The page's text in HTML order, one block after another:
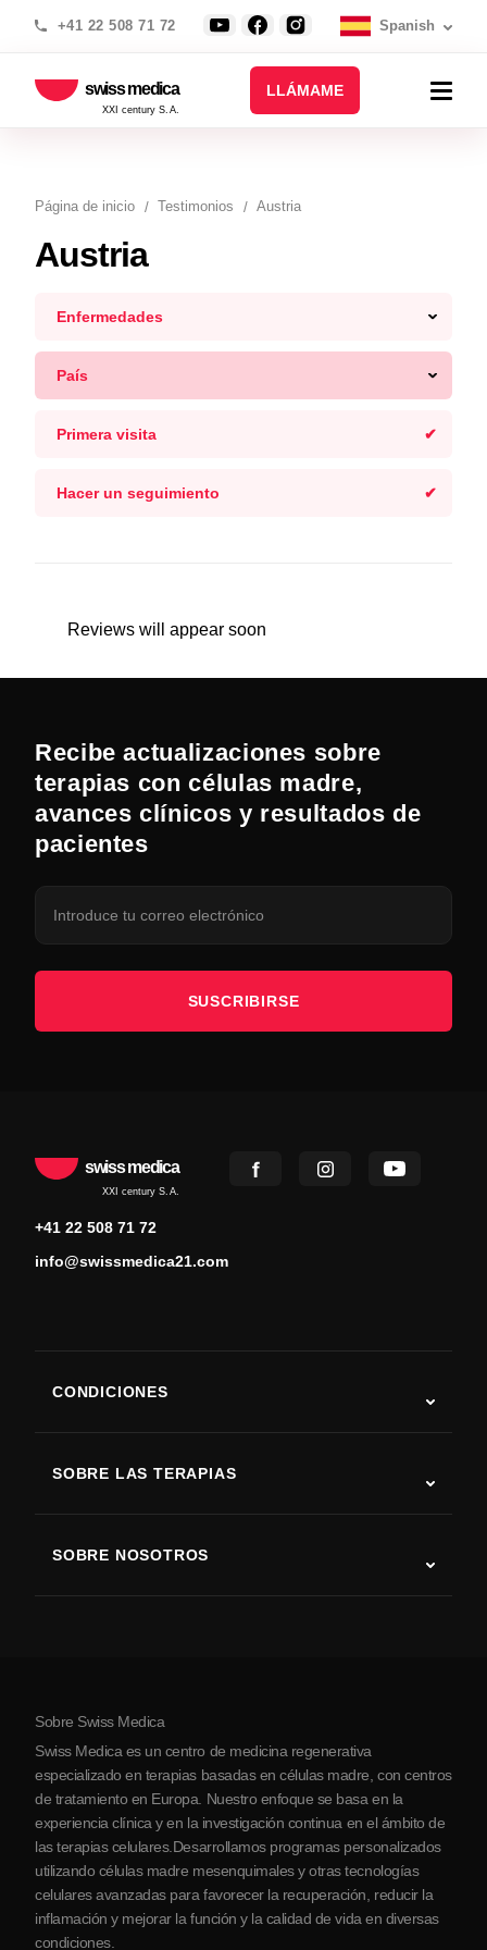
+41 22 508 71 72 Spanish
swiss medica
XXI century S.A.
LLÁMAME
Página de inicio Testimonios Austria
Austria
Enfermedades
País
Primera visita
Hacer un seguimiento
Reviews will appear soon
Recibe actualizaciones sobre
terapias con células madre,
avances clínicos y resultados de
pacientes
SUSCRIBIRSE
swiss medica
XXI century S.A.
+41 22 508 71 72
info@swissmedica21.com
CONDICIONES
Enfermedad de Parkinson
Artritis
SOBRE LAS TERAPIAS
SOBRE NOSOTROS
Sobre Serbia
Colaboraciones
Sobre Swiss Medica
Swiss Medica es un centro de medicina regenerativa
especializado en terapias basadas en células madre, con centros
de tratamiento en Europa. Nuestro enfoque se basa en la
experiencia clínica y en la investigación continua en el ámbito de
las terapias celulares.Desarrollamos programas personalizados
utilizando células madre mesenquimales y otras tecnologías
celulares avanzadas para favorecer la recuperación, reducir la
inflamación y mejorar la función y la calidad de vida en diversas
condiciones.